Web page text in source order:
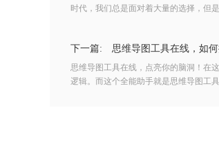
时代，我们总是面对着大量的选择，但
下一篇: 思维导图工具在线，如
思维导图工具在线，点亮你的脑洞！在
逻辑。而这个全能助手就是思维导图工